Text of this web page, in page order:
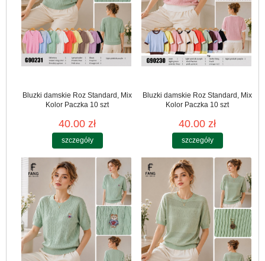
Bluzki damskie Roz Standard, Mix
Kolor Paczka 10 szt
40.00 zł
szczegóły
Bluzki damskie Roz Standard, Mix
Kolor Paczka 10 szt
40.00 zł
szczegóły